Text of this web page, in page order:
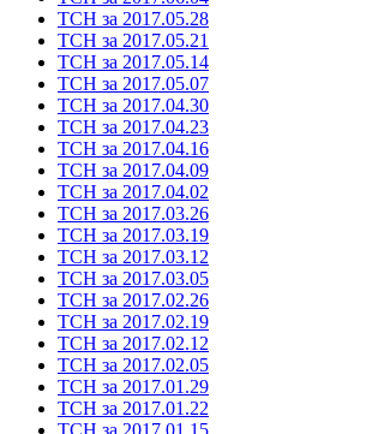
ТСН за 2017.05.28
ТСН за 2017.05.21
ТСН за 2017.05.14
ТСН за 2017.05.07
ТСН за 2017.04.30
ТСН за 2017.04.23
ТСН за 2017.04.16
ТСН за 2017.04.09
ТСН за 2017.04.02
ТСН за 2017.03.26
ТСН за 2017.03.19
ТСН за 2017.03.12
ТСН за 2017.03.05
ТСН за 2017.02.26
ТСН за 2017.02.19
ТСН за 2017.02.12
ТСН за 2017.02.05
ТСН за 2017.01.29
ТСН за 2017.01.22
ТСН за 2017.01.15